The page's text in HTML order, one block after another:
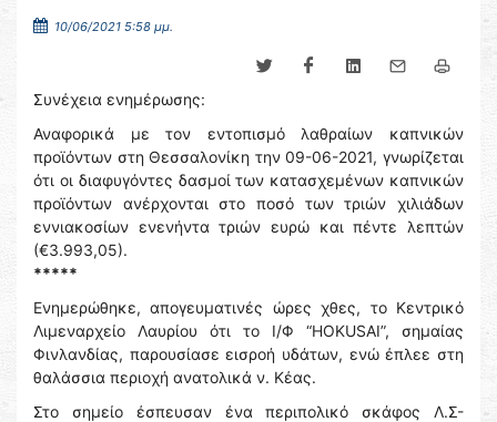
10/06/2021 5:58 μμ.
Συνέχεια ενημέρωσης:
Αναφορικά με τον εντοπισμό λαθραίων καπνικών
προϊόντων στη Θεσσαλονίκη την 09-06-2021, γνωρίζεται
ότι οι διαφυγόντες δασμοί των κατασχεμένων καπνικών
προϊόντων ανέρχονται στο ποσό των τριών χιλιάδων
εννιακοσίων ενενήντα τριών ευρώ και πέντε λεπτών
(€3.993,05).
*****
Ενημερώθηκε, απογευματινές ώρες χθες, το Κεντρικό
Λιμεναρχείο Λαυρίου ότι το Ι/Φ “HOKUSAI”, σημαίας
Φινλανδίας, παρουσίασε εισροή υδάτων, ενώ έπλεε στη
θαλάσσια περιοχή ανατολικά ν. Κέας.
Στο σημείο έσπευσαν ένα περιπολικό σκάφος Λ.Σ-